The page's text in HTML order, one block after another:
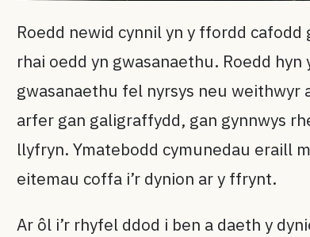
Roedd newid cynnil yn y ffordd
rhai oedd yn gwasanaethu. Roedd
gwasanaethu fel nyrsys neu
arfer gan galigraffydd, gan gynnwys
llyfryn. Ymatebodd cymunedau eraill
eitemau coffa i’r dynion ar y ffrynt.
Ar ôl i’r rhyfel ddod i ben a daeth y